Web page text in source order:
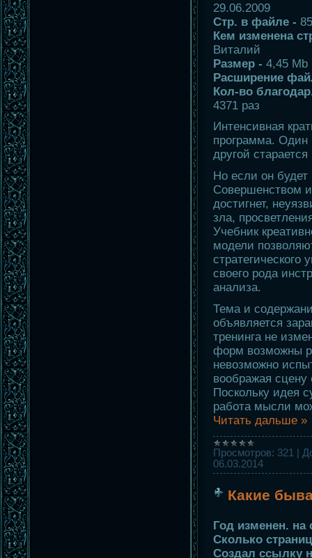
29.06.2009
Стр. в файле -
Кем изменена
Виталий
Размер - 4,45 Mb
Расширение
Кол-во
4371 раз
Интенсивная
программа. Один
другой
Но если он
Совершенством
достигнет,
зла,
Учебник
модели
стратегического
своего рода
анализа.
Тема и
объявляется
тренинга не
форм возможны
невозможно
воображая
Поскольку идея
работа мысли
Читать дальше »
Просмотров: 321
06.03.2014
Какие
Год изменен. на
Сколько
Создал ссылку